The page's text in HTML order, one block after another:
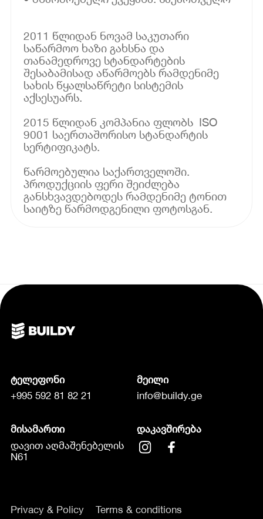
2011 წლიდან ნოვამ საკუთარი
საწარმოო ხაზი გახსნა და
თანამედროვე სტანდარტების
შესაბამისად აწარმოებს რამდენიმე
სახის წყალსაწრეტი სისტემის
აქსესუარს.
2015 წლიდან კომპანია ფლობს ISO
9001 საერთაშორისო სტანდარტის
სერტიფიკატს.
წარმოებულია საქართველოში.
პროდუქციის ფერი შეიძლება
განსხვავდებოდეს რამდენიმე ტონით
საიტზე წარმოდგენილი ფოტოსგან.
ტელეფონი
+995 592 81 82 21
მეილი
info@buildy.ge
მისამართი
დავით აღმაშენებელის
N61
დაკავშირება
Privacy & Policy Terms & conditions